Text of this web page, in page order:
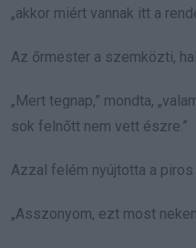
„akkor miért vannak itt a
Az őrmester a szemközti,
„Mert tegnap,” mondta,
sok felnőtt nem vett észre.”
Azzal felém nyújtotta a
„Asszonyom, ezt most